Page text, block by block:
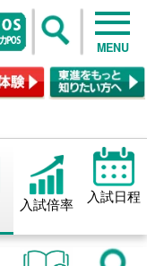
MENU
入試倍率 入試日程